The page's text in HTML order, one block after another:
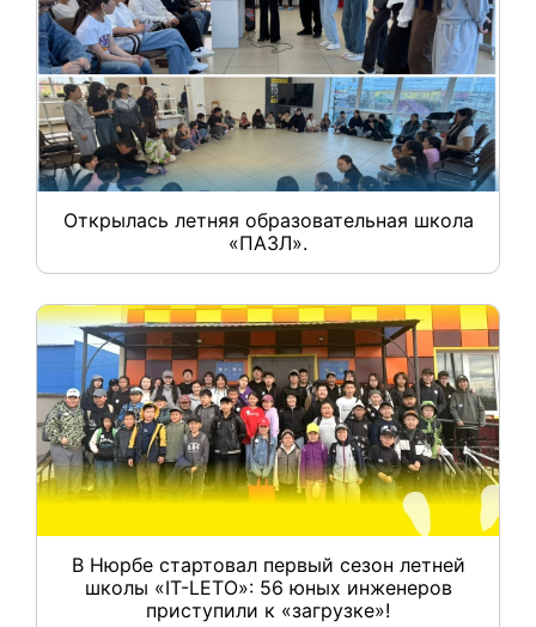
Открылась летняя образовательная школа
«ПАЗЛ».
В Нюрбе стартовал первый сезон летней
школы «IT-LETO»: 56 юных инженеров
приступили к «загрузке»!